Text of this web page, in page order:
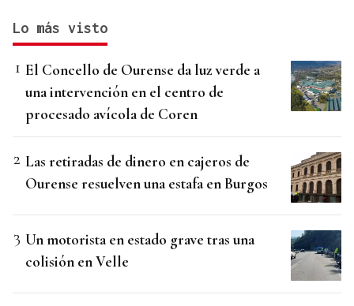
Lo más visto
El Concello de Ourense da luz verde a
una intervención en el centro de
procesado avícola de Coren
Las retiradas de dinero en cajeros de
Ourense resuelven una estafa en Burgos
Un motorista en estado grave tras una
colisión en Velle